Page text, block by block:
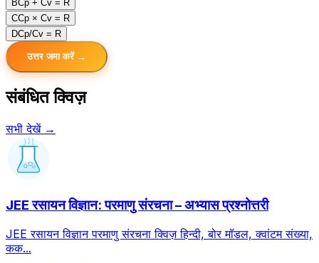
BCp + Cv = R
CCp × Cv = R
DCp/Cv = R
उत्तर जमा करें →
संबंधित क्विज़
सभी देखें →
JEE रसायन विज्ञान: परमाणु संरचना – अभ्यास प्रश्नोत्तरी
JEE रसायन विज्ञान परमाणु संरचना क्विज़ हिन्दी, बोर मॉडल, क्वांटम संख्या,
कक...